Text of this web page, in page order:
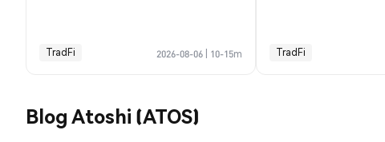
TradFi 2026-08-06 10-15m TradFi
Blog Atoshi (ATOS)